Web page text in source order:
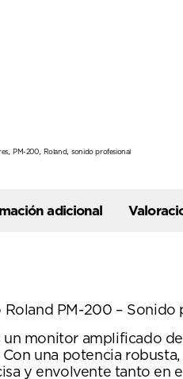
,PM-200, Roland,sonido profesional
adicional
Roland PM-200 –
un monitor amplificado
una potencia
y envolvente tanto en